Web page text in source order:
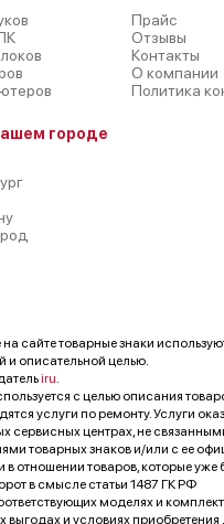
городе
Прайс
Отзывы
Контакты
О компании
Политика
сайте товарные знаки
описательной целью.
iru.
с целью описания
услуги по ремонту. Услуги
сервисных центрах, не
товарных знаков и/или с ее
в отношении товаров, которые уже
в смысле статьи 1487 ГК РФ
моделях и
выгодах и условиях